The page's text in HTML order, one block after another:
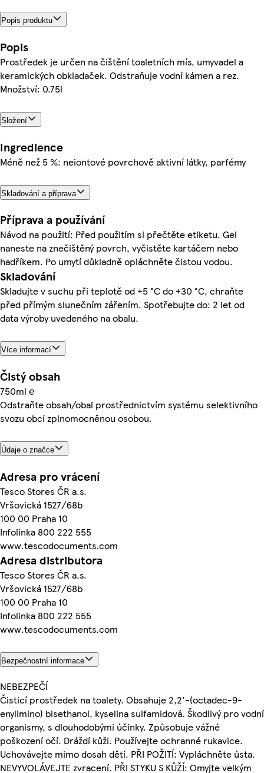
Popis produktu
Popis
Prostředek je určen na čištění toaletních mís, umyvadel a
keramických obkladaček. Odstraňuje vodní kámen a rez.
Množství: 0.75l
Složení
Ingredience
Méně než 5 %: neiontové povrchově aktivní látky, parfémy
Skladování a příprava
Příprava a používání
Návod na použití: Před použitím si přečtěte etiketu. Gel
naneste na znečištěný povrch, vyčistěte kartáčem nebo
hadříkem. Po umytí důkladně opláchněte čistou vodou.
Skladování
Skladujte v suchu při teplotě od +5 °C do +30 °C, chraňte
před přímým slunečním zářením. Spotřebujte do: 2 let od
data výroby uvedeného na obalu.
Více informací
Čistý obsah
750ml ℮
Odstraňte obsah/obal prostřednictvím systému selektivního
svozu obcí zplnomocněnou osobou.
Údaje o značce
Adresa pro vrácení
Tesco Stores ČR a.s.
Vršovická 1527/68b
100 00 Praha 10
Infolinka 800 222 555
www.tescodocuments.com
Adresa distributora
Tesco Stores ČR a.s.
Vršovická 1527/68b
100 00 Praha 10
Infolinka 800 222 555
www.tescodocuments.com
Bezpečnostní informace
NEBEZPEČÍ
Čisticí prostředek na toalety. Obsahuje 2,2'-(octadec-9-
enylimino) bisethanol, kyselina sulfamidová. Škodlivý pro vodní
organismy, s dlouhodobými účinky. Způsobuje vážné
poškození očí. Dráždí kůži. Používejte ochranné rukavice.
Uchovávejte mimo dosah dětí. PŘI POŽITÍ: Vypláchněte ústa.
NEVYVOLÁVEJTE zvracení. PŘI STYKU S KŮŽÍ: Omyjte velkým